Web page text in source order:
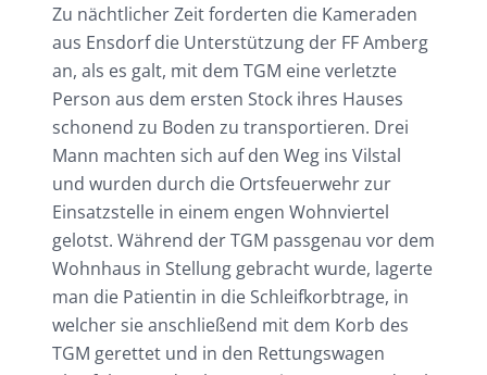
Zu nächtlicher Zeit forderten die Kameraden
aus Ensdorf die Unterstützung der FF Amberg
an, als es galt, mit dem TGM eine verletzte
Person aus dem ersten Stock ihres Hauses
schonend zu Boden zu transportieren. Drei
Mann machten sich auf den Weg ins Vilstal
und wurden durch die Ortsfeuerwehr zur
Einsatzstelle in einem engen Wohnviertel
gelotst. Während der TGM passgenau vor dem
Wohnhaus in Stellung gebracht wurde, lagerte
man die Patientin in die Schleifkorbtrage, in
welcher sie anschließend mit dem Korb des
TGM gerettet und in den Rettungswagen